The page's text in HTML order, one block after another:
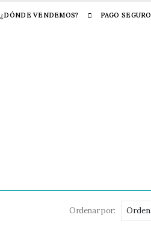
¿DÓNDE VENDEMOS? PAGO SEGURO
Ordenar por: